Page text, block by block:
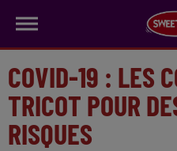
COVID-19 : LES
TRICOT POUR
RISQUES